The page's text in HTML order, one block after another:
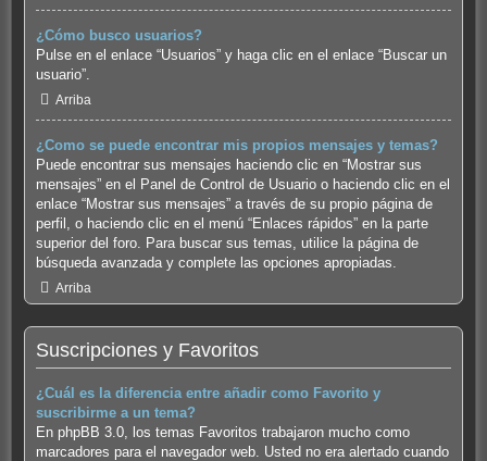
¿Cómo busco usuarios?
Pulse en el enlace “Usuarios” y haga clic en el enlace “Buscar un
usuario”.
Arriba
¿Como se puede encontrar mis propios mensajes y temas?
Puede encontrar sus mensajes haciendo clic en “Mostrar sus
mensajes” en el Panel de Control de Usuario o haciendo clic en el
enlace “Mostrar sus mensajes” a través de su propio página de
perfil, o haciendo clic en el menú “Enlaces rápidos” en la parte
superior del foro. Para buscar sus temas, utilice la página de
búsqueda avanzada y complete las opciones apropiadas.
Arriba
Suscripciones y Favoritos
¿Cuál es la diferencia entre añadir como Favorito y
suscribirme a un tema?
En phpBB 3.0, los temas Favoritos trabajaron mucho como
marcadores para el navegador web. Usted no era alertado cuando